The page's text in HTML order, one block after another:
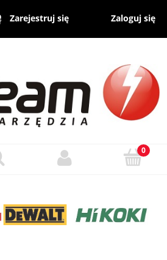
Zarejestruj się Zaloguj się